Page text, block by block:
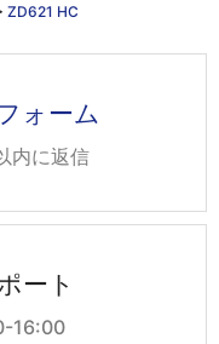
ZD621 HC
ォーム
内に返信
ート
16:00